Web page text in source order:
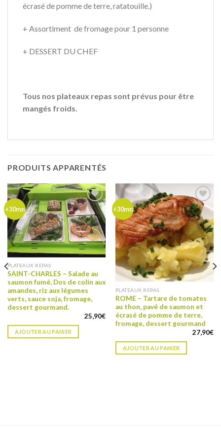
écrasé de pomme de terre, ratatouille.)
+ Assortiment de fromage pour 1 personne
+ DESSERT DU CHEF
Tous nos plateaux repas sont prévus pour être
mangés froids.
PRODUITS APPARENTÉS
+30mn
Ajouter
à ma
liste de
souhaits
PLATEAUX REPAS
SAINT-CHARLES – Salade au
saumon fumé, Dos de colin aux
amandes, riz aux légumes
verts, sauce soja, fromage,
dessert gourmand.
25,90€
AJOUTER AU PANIER
+30mn
Ajouter
à ma
liste de
souhaits
PLATEAUX REPAS
ROME – Tartare de tomates
au thon, pavé de saumon et
écrasé de pomme de terre,
fromage, dessert gourmand
27,90€
AJOUTER AU PANIER